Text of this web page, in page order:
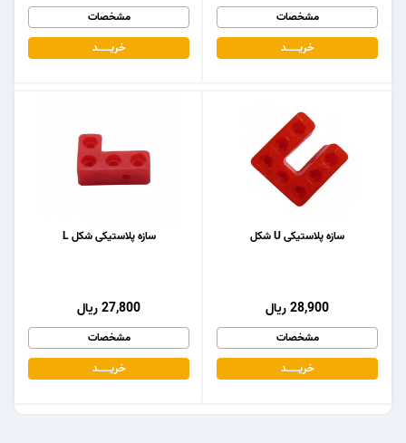
مشخصات
خریـــــــد
مشخصات
خریـــــــد
سازه پلاستیکی شکل L
27,800 ریال
مشخصات
خریـــــــد
سازه پلاستیکی U شکل
28,900 ریال
مشخصات
خریـــــــد